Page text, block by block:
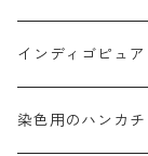
青色系
紫色系
橙色系
捺染に必要な材料
捺染糊
黄色系
エロ―M3G｜定番の
オレンジ系
代用朱黄色口
ファストエロ
ファストエロ―5GN
青色系
NSBAブルー
白色｜胡粉
人気のおすすめ植物
インド茜・西洋茜の
濃染処理剤｜ソ
媒染剤
人気のおすすめ
塩基性染料（混
インディゴピュ
初心者向けお試
染色用のハンカ